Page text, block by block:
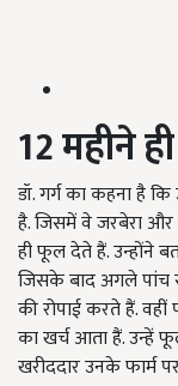
12महीनेही
डॉ. गर्ग का कहना है
है. जिसमें वे जरबेरा और
ही फूल देते हैं. उन्होंने
जिसके बाद अगले पांच
की रोपाई करते हैं.
का खर्च आता हैं. उन्हें
खरीददार उनके फार्म